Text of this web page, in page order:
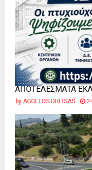
ΑΠΟΤΕΛΕΣΜΑΤΑ
by AGGELOS DRITSAS